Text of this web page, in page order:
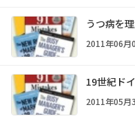
うつ病を
2011年06月
19世紀ド
2011年05月